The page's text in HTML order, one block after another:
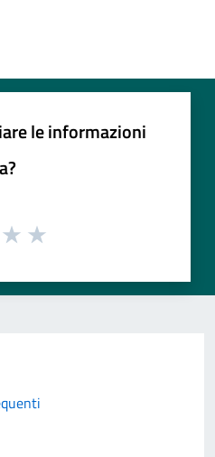
le informazioni